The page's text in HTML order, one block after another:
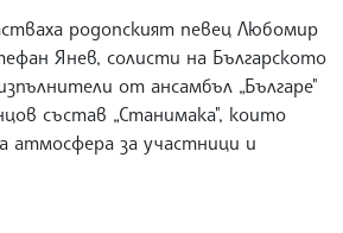
родопският певец Любомир
Янев, солисти на Българското
от ансамбъл „Българе"
състав „Станимака", които
атмосфера за участници и